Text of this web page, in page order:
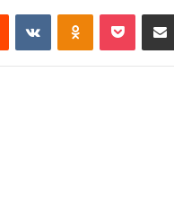
Reddit VKontakteOdnoklassniki
Pocket